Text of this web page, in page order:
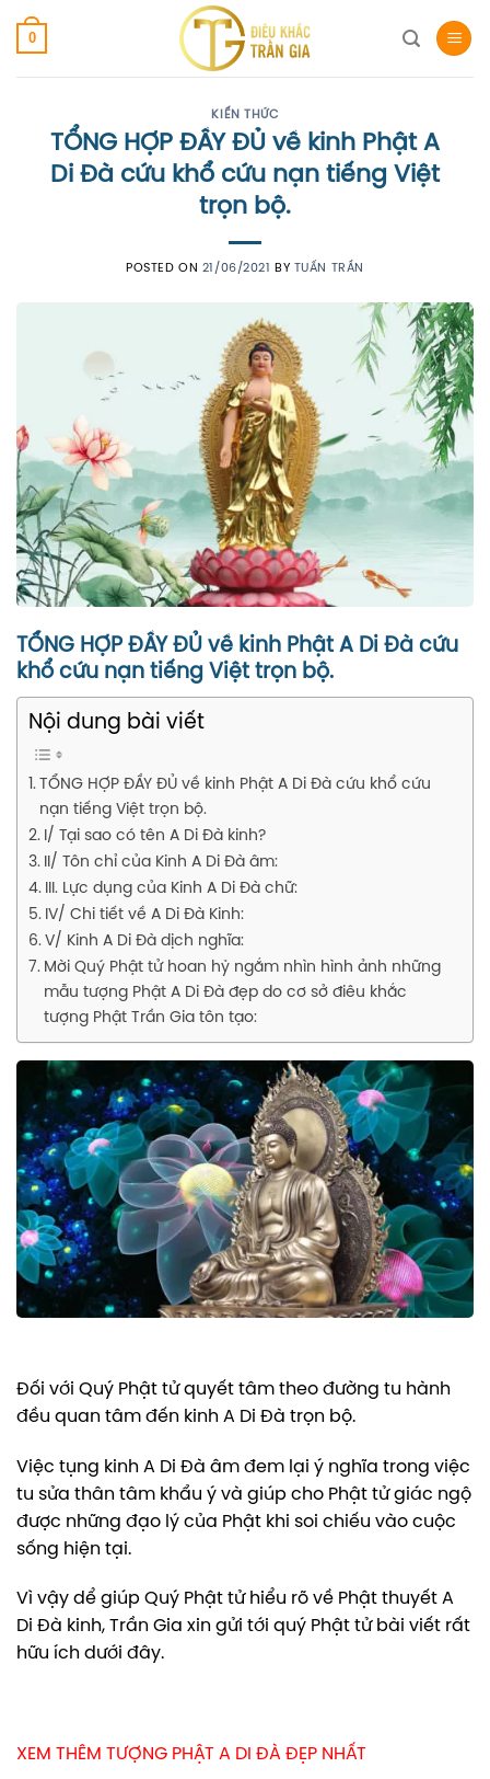
Skip
0
KIẾN THỨC
TỔNG HỢP ĐẦY ĐỦ về kinh Phật A
Di Đà cứu khổ cứu nạn tiếng Việt
trọn bộ.
POSTED ON 21/06/2021 BY TUẤN TRẦN
TỔNG HỢP ĐẦY ĐỦ về kinh Phật A Di Đà cứu
khổ cứu nạn tiếng Việt trọn bộ.
Nội dung bài viết
TỔNG HỢP ĐẦY ĐỦ về kinh Phật A Di Đà cứu khổ cứu
nạn tiếng Việt trọn bộ.
I/ Tại sao có tên A Di Đà kinh?
II/ Tôn chỉ của Kinh A Di Đà âm:
III. Lực dụng của Kinh A Di Đà chữ:
IV/ Chi tiết về A Di Đà Kinh:
V/ Kinh A Di Đà dịch nghĩa:
Mời Quý Phật tử hoan hỷ ngắm nhìn hình ảnh những
mẫu tượng Phật A Di Đà đẹp do cơ sở điêu khắc
tượng Phật Trần Gia tôn tạo:
Đối với Quý Phật tử quyết tâm theo đường tu hành
đều quan tâm đến kinh A Di Đà trọn bộ.
Việc tụng kinh A Di Đà âm đem lại ý nghĩa trong việc
tu sửa thân tâm khẩu ý và giúp cho Phật tử giác ngộ
được những đạo lý của Phật khi soi chiếu vào cuộc
sống hiện tại.
Vì vậy dể giúp Quý Phật tử hiểu rõ về Phật thuyết A
Di Đà kinh, Trần Gia xin gửi tới quý Phật tử bài viết rất
hữu ích dưới đây.
XEM THÊM TƯỢNG PHẬT A DI ĐÀ ĐẸP NHẤT